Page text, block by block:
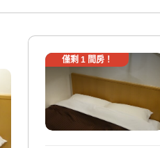
僅剩 1間房！